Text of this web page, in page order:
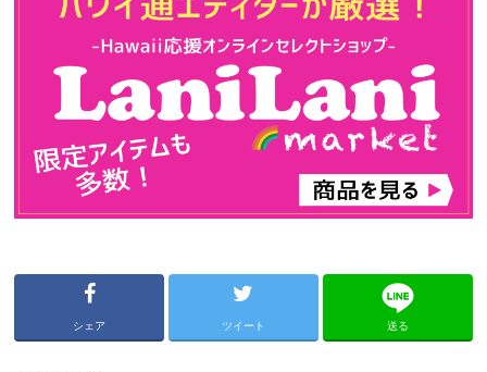
シェア ツイート 送る